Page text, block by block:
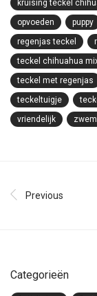
kruising teckel
opvoeden
puppy
regenjas teckel
teckel chihuahua
teckel met regenjas
teckeltuigje
vriendelijk
Previous
Categorieën